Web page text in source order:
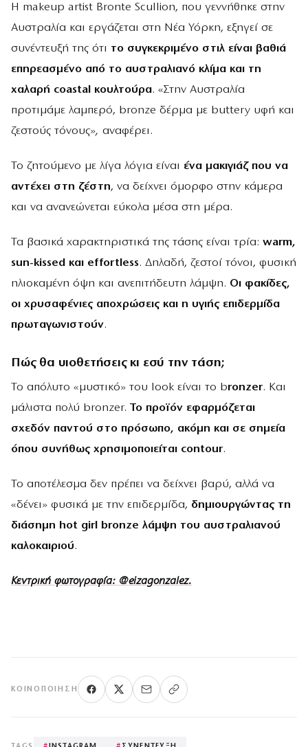
Η makeup artist Bronte Scullion, που γεννήθηκε στην
Αυστραλία και εργάζεται στη Νέα Υόρκη, εξηγεί σε
συνέντευξή της ότι το συγκεκριμένο στιλ είναι βαθιά
επηρεασμένο από το αυστραλιανό κλίμα και τη
χαλαρή coastal κουλτούρα. «Στην Αυστραλία
προτιμάμε λαμπερό, bronze δέρμα με buttery υφή και
ζεστούς τόνους», αναφέρει.
Το ζητούμενο με λίγα λόγια είναι ένα μακιγιάζ που να
αντέχει στη ζέστη, να δείχνει όμορφο στην κάμερα
και να ανανεώνεται εύκολα μέσα στη μέρα.
Τα βασικά χαρακτηριστικά της τάσης είναι τρία: warm,
sun-kissed και effortless. Δηλαδή, ζεστοί τόνοι, φυσική
ηλιοκαμένη όψη και ανεπιτήδευτη λάμψη. Οι φακίδες,
οι χρυσαφένιες αποχρώσεις και η υγιής επιδερμίδα
πρωταγωνιστούν.
Πώς θα υιοθετήσεις κι εσύ την τάση;
Το απόλυτο «μυστικό» του look είναι το bronzer. Και
μάλιστα πολύ bronzer. Το προϊόν εφαρμόζεται
σχεδόν παντού στο πρόσωπο, ακόμη και σε σημεία
όπου συνήθως χρησιμοποιείται contour.
Το αποτέλεσμα δεν πρέπει να δείχνει βαρύ, αλλά να
«δένει» φυσικά με την επιδερμίδα, δημιουργώντας τη
διάσημη hot girl bronze λάμψη του αυστραλιανού
καλοκαιριού.
Kεντρική φωτογραφία: @eizagonzalez.
ΚΟΙΝΟΠΟΊΗΣΗ